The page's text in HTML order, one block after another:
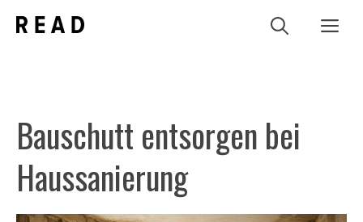
Inhalt
Bauschutt entsorgen bei
Haussanierung